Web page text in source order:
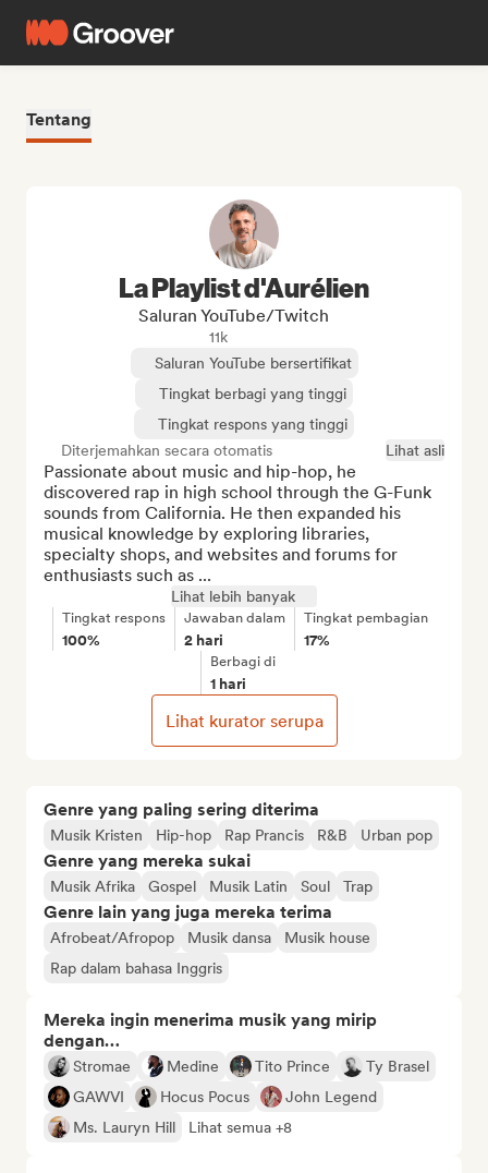
Tentang
Genre yang paling sering diterima
Musik Kristen Hip-hop Rap Prancis R&B Urban pop
Genre yang mereka sukai
Musik Afrika Gospel Musik Latin Soul Trap
Genre lain yang juga mereka terima
Afrobeat/Afropop Musik dansa
Musik house
Rap dalam bahasa Inggris
Mereka ingin menerima musik yang mirip
dengan…
Stromae Medine Tito Prince
Ty Brasel
GAWVI
Hocus Pocus
John Legend
Ms. Lauryn Hill
Lihat semua +8
La Playlist d'Aurélien
Saluran YouTube/Twitch
11k
Saluran YouTube bersertifikat
Tingkat berbagi yang tinggi
Tingkat respons yang tinggi
Diterjemahkan secara otomatis
Lihat asli
Passionate about music and hip-hop, he
discovered rap in high school through the G-Funk
sounds from California. He then expanded his
musical knowledge by exploring libraries,
specialty shops, and websites and forums for
enthusiasts such as ...
Lihat lebih banyak
Tingkat respons
100%
Jawaban dalam
2 hari
Tingkat pembagian
17%
Berbagi di
1 hari
Lihat kurator serupa